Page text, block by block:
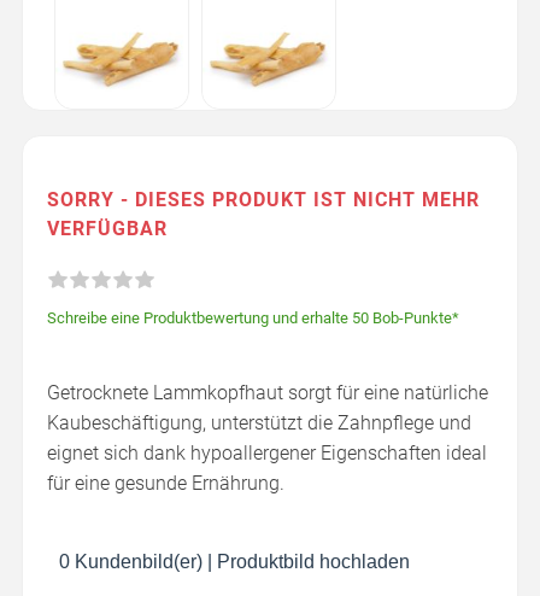
SORRY - DIESES PRODUKT IST NICHT MEHR
VERFÜGBAR
Schreibe eine Produktbewertung und erhalte 50 Bob-Punkte*
Getrocknete Lammkopfhaut sorgt für eine natürliche
Kaubeschäftigung, unterstützt die Zahnpflege und
eignet sich dank hypoallergener Eigenschaften ideal
für eine gesunde Ernährung.
0 Kundenbild(er) Produktbild hochladen